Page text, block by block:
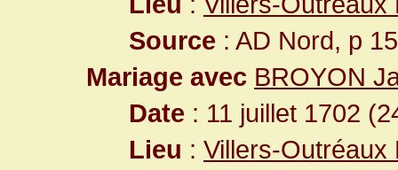
Source : AD Nord, p
Mariage avec BROYON
Date : 11 juillet 1702
Lieu : Villers-Outréaux